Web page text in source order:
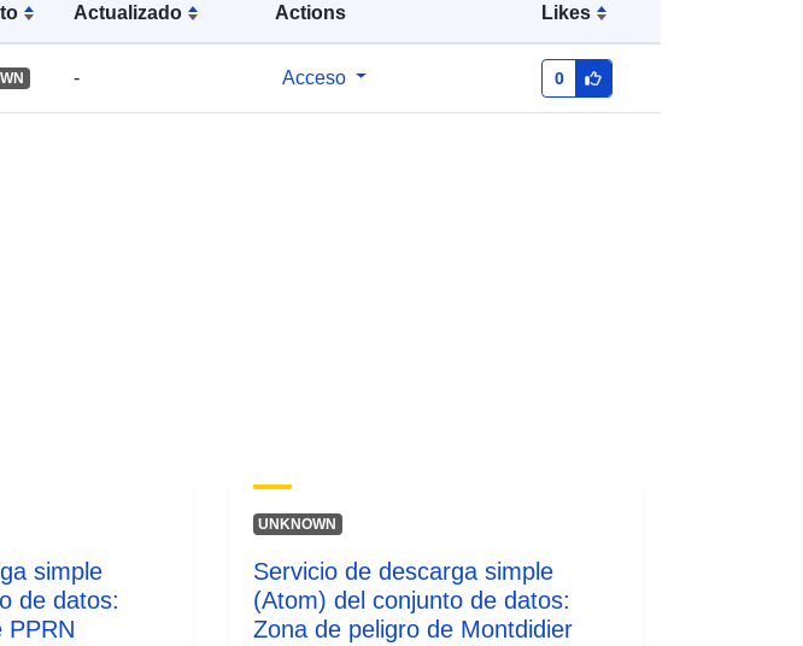
Actualizado Actions Likes
- Acceso 0
120066022-srv-82eb1511-b2fc-
4d42-9f4d-d0504ca17014
Tipo:
Recurso:
simple
de datos:
PPRN
UNKNOWN
Servicio de descarga simple
(Atom) del conjunto de datos:
Zona de peligro de Montdidier